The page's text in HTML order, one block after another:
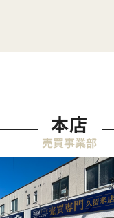
本店
売買事業部